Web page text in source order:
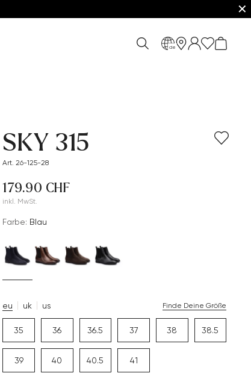
✕
de
SKY 315
Art. 26-125-28
179.90 CHF
inkl. MwSt.
Farbe: Blau
eu uk us Finde Deine Größe
35 36 36.5 37 38 38.5
39 40 40.5 41